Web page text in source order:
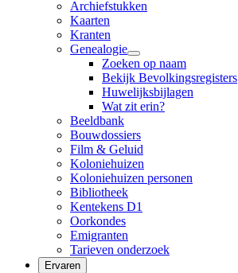
Archiefstukken
Kaarten
Kranten
Genealogie
Zoeken op naam
Bekijk Bevolkingsregisters
Huwelijksbijlagen
Wat zit erin?
Beeldbank
Bouwdossiers
Film & Geluid
Koloniehuizen
Koloniehuizen personen
Bibliotheek
Kentekens D1
Oorkondes
Emigranten
Tarieven onderzoek
Ervaren